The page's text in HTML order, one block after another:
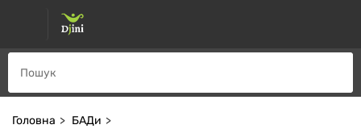
Головна
БАДи